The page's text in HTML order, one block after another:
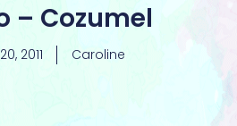
– Cozumel
2011 Caroline